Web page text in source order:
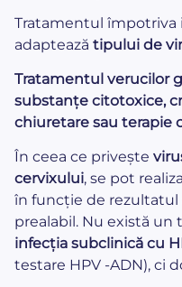
Tratamentul împotriva
adaptează tipului de
Tratamentul verucilor
substanțe citotoxice,
chiuretare sau terapie
În ceea ce privește
cervixului, se pot
în funcție de
prealabil. Nu există
infecția subclinică cu
testare HPV -ADN), ci